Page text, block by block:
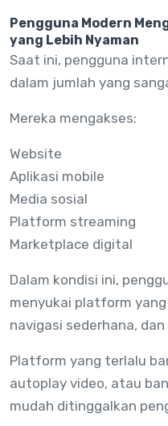
Pengguna Modern
yang Lebih Nyaman
Saat ini, pengguna
dalam jumlah yang
Mereka mengakses:
Website
Aplikasi mobile
Media sosial
Platform streaming
Marketplace digital
Dalam kondisi ini,
menyukai platform
navigasi sederhana,
Platform yang terlalu
autoplay video, atau
mudah ditinggalkan